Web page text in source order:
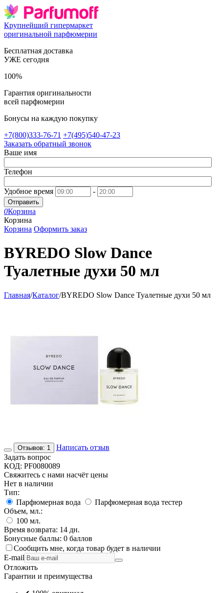
Крупнейший гипермаркет
оригинальной парфюмерии
Бесплатная доставка
УЖЕ сегодня
100%
Гарантия оригинальности
всей парфюмерии
Бонусы на каждую покупку
+7(800)333-76-71 +7(495)540-47-23
Заказать обратный звонок
Ваше имя
Телефон
Удобное время -
Отправить
0Корзина
Корзина
Корзина Оформить заказ
BYREDO Slow Dance
Туалетные духи 50 мл
Главная/Каталог/BYREDO Slow Dance Туалетные духи 50 мл
Отзывов: 1
Написать отзыв
Задать вопрос
КОД: PF0080089
Свяжитесь с нами насчёт цены
Нет в наличии
Тип:
Парфюмерная вода
Парфюмерная вода тестер
Объем, мл.:
100 мл.
Время возврата: 14 дн.
Бонусные баллы: 0 баллов
Сообщить мне, когда товар будет в наличии
E-mail
Отложить
Гарантии и преимущества